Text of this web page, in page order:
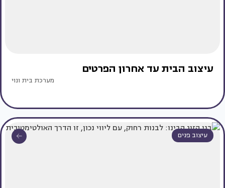
עיצוב הבית עד אחרון הפרטים
מערכת בית ונוי
עיצוב פנים